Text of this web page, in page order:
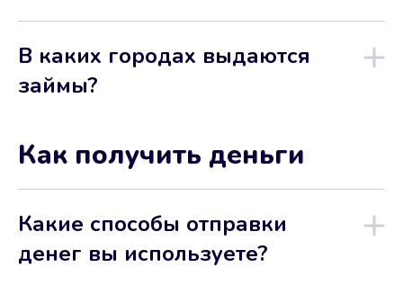
В каких городах выдаются
займы?
Как получить деньги
Какие способы отправки
денег вы используете?